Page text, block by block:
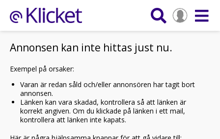
Annonsen kan inte hittas just nu.
Exempel på orsaker:
Varan är redan såld och/eller annonsören har tagit bort
annonsen.
Länken kan vara skadad, kontrollera så att länken är
korrekt angiven. Om du klickade på länken i ett mail,
kontrollera att länken inte kapats.